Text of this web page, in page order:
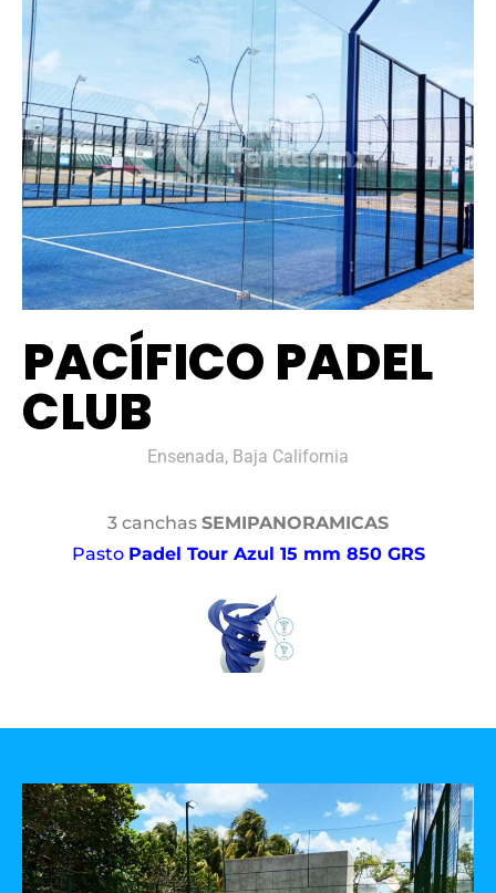
PACÍFICO PADEL
CLUB
Ensenada, Baja California
3 canchas SEMIPANORAMICAS
Pasto Padel Tour Azul 15 mm 850 GRS